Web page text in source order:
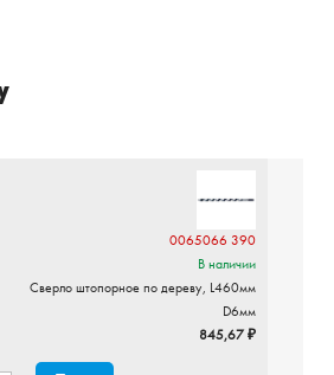
0065066 390
В наличии
Сверло штопорное по дереву, L460мм
D6мм
845,67 ₽